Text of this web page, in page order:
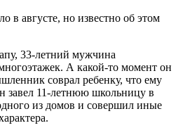
в августе, но известно об этом
33-летний мужчина
А какой-то момент он
соврал ребенку, что ему
завел 11-летнюю школьницу в
из домов и совершил иные